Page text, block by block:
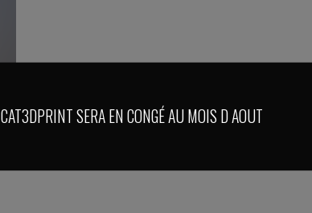
CAT3DPRINT SERA EN CONGÉ AU MOIS D AOUT